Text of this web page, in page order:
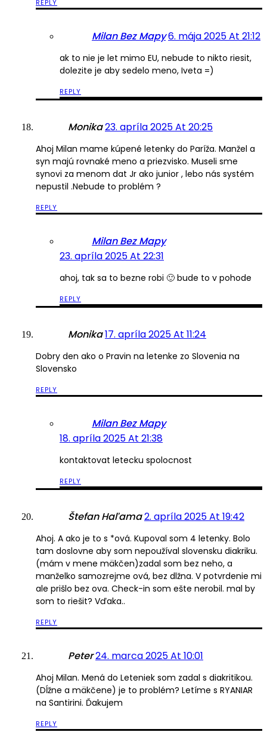
REPLY
Milan Bez Mapy6. mája 2025 At 21:12
ak to nie je let mimo EU, nebude to nikto riesit,
dolezite je aby sedelo meno, Iveta =)
REPLY
Monika23. apríla 2025 At 20:25
Ahoj Milan mame kúpené letenky do Paríža. Manžel a
syn majú rovnaké meno a priezvisko. Museli sme
synovi za menom dat Jr ako junior , lebo nás systém
nepustil .Nebude to problém ?
REPLY
Milan Bez Mapy
23. apríla 2025 At 22:31
ahoj, tak sa to bezne robi 🙂 bude to v pohode
REPLY
Monika17. apríla 2025 At 11:24
Dobry den ako o Pravin na letenke zo Slovenia na
Slovensko
REPLY
Milan Bez Mapy
18. apríla 2025 At 21:38
kontaktovat letecku spolocnost
REPLY
Štefan Haľama2. apríla 2025 At 19:42
Ahoj. A ako je to s *ová. Kupoval som 4 letenky. Bolo
tam doslovne aby som nepoužíval slovensku diakriku.
(mám v mene mäkčen)zadal som bez neho, a
manželko samozrejme ová, bez dlžna. V potvrdenie mi
ale prišlo bez ova. Check-in som ešte nerobil. mal by
som to riešit? Vďaka..
REPLY
Peter24. marca 2025 At 10:01
Ahoj Milan. Mená do Leteniek som zadal s diakritikou.
(Dĺžne a mäkčene) je to problém? Letíme s RYANIAR
na Santirini. Ďakujem
REPLY